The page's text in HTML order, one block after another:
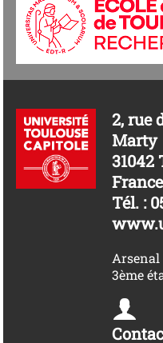
2, rue
Marty
31042
France
Tél. :
Arsenal
3ème